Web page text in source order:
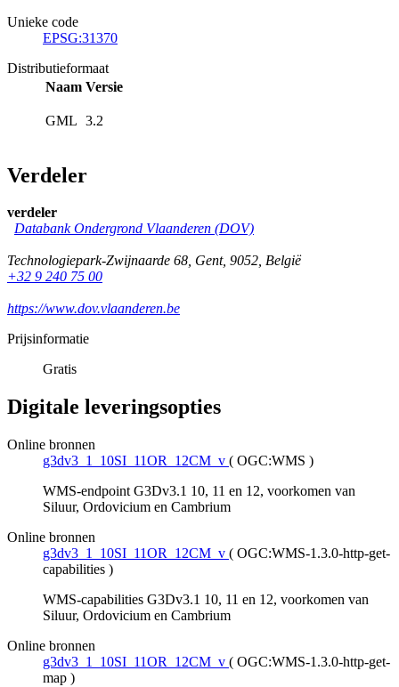
Unieke code
EPSG:31370
Distributieformaat
Naam Versie
GML 3.2
Verdeler
verdeler
Databank Ondergrond Vlaanderen (DOV)
Technologiepark-Zwijnaarde 68, Gent, 9052, België
+32 9 240 75 00
https://www.dov.vlaanderen.be
Prijsinformatie
Gratis
Digitale leveringsopties
Online bronnen
g3dv3_1_10SI_11OR_12CM_v ( OGC:WMS )
WMS-endpoint G3Dv3.1 10, 11 en 12, voorkomen van
Siluur, Ordovicium en Cambrium
Online bronnen
g3dv3_1_10SI_11OR_12CM_v ( OGC:WMS-1.3.0-http-get-
capabilities )
WMS-capabilities G3Dv3.1 10, 11 en 12, voorkomen van
Siluur, Ordovicium en Cambrium
Online bronnen
g3dv3_1_10SI_11OR_12CM_v ( OGC:WMS-1.3.0-http-get-
map )